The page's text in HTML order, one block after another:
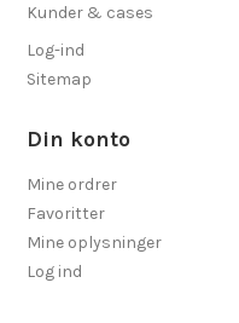
Kunder & cases
Log-ind
Sitemap
Din konto
Mine ordrer
Favoritter
Mine oplysninger
Log ind